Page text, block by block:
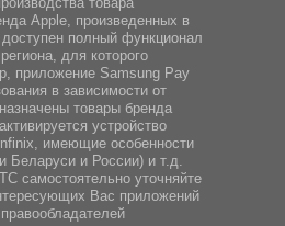
Apple, произведенных в
полный функционал
для которого
приложение Samsung Pay
в зависимости от
товары бренда
устройство
имеющие особенности
Беларуси и России) и т.д.
самостоятельно уточняйте
Вас приложений